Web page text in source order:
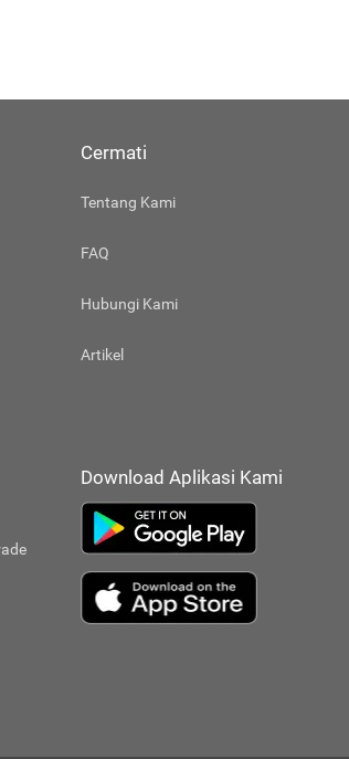
Cermati
Tentang Kami
FAQ
Hubungi Kami
Artikel
Download Aplikasi Kami